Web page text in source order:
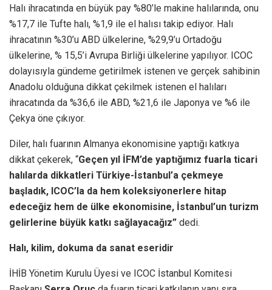
Halı ihracatında en büyük pay %80’le makine halılarında, onu
%17,7 ile Tufte halı, %1,9 ile el halısı takip ediyor. Halı
ihracatının %30’u ABD ülkelerine, %29,9’u Ortadoğu
ülkelerine, % 15,5’i Avrupa Birliği ülkelerine yapılıyor. ICOC
dolayısıyla gündeme getirilmek istenen ve gerçek sahibinin
Anadolu olduğuna dikkat çekilmek istenen el halıları
ihracatında da %36,6 ile ABD, %21,6 ile Japonya ve %6 ile
Çekya öne çıkıyor.
Diler, halı fuarının Almanya ekonomisine yaptığı katkıya
dikkat çekerek, “Geçen yıl İFM’de yaptığımız fuarla ticari
halılarda dikkatleri Türkiye-İstanbul’a çekmeye
başladık, ICOC’la da hem koleksiyonerlere hitap
edeceğiz hem de ülke ekonomisine, İstanbul’un turizm
gelirlerine büyük katkı sağlayacağız” dedi.
Halı, kilim, dokuma da sanat eseridir
İHİB Yönetim Kurulu Üyesi ve ICOC İstanbul Komitesi